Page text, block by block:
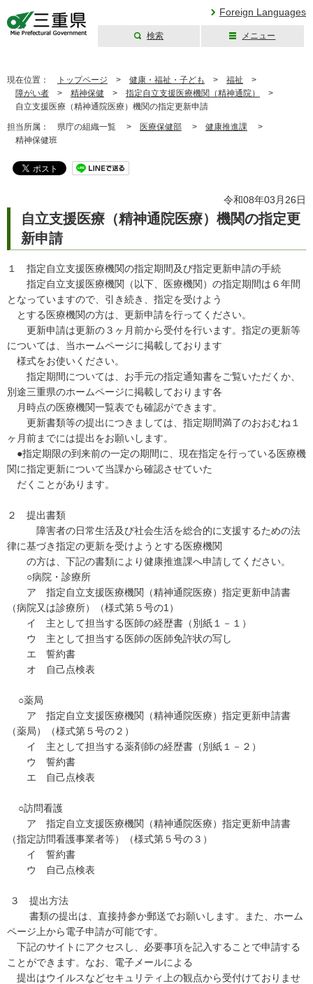
Foreign Languages
検索 メニュー
現在位置： トップページ > 健康・福祉・子ども > 福祉 >
障がい者 > 精神保健 > 指定自立支援医療機関（精神通院）
>
自立支援医療（精神通院医療）機関の指定更新申請
担当所属： 県庁の組織一覧 > 医療保健部 > 健康推進課 >
精神保健班
令和08年03月26日
自立支援医療（精神通院医療）機関の指定更
新申請
１ 指定自立支援医療機関の指定期間及び指定更新申請の手続
指定自立支援医療機関（以下、医療機関）の指定期間は６年間
となっていますので、引き続き、指定を受けよう
とする医療機関の方は、更新申請を行ってください。
更新申請は更新の３ヶ月前から受付を行います。指定の更新等
については、当ホームページに掲載しております
様式をお使いください。
指定期間については、お手元の指定通知書をご覧いただくか、
別途三重県のホームページに掲載しております各
月時点の医療機関一覧表でも確認ができます。
更新書類等の提出につきましては、指定期間満了のおおむね１
ヶ月前までには提出をお願いします。
●指定期限の到来前の一定の期間に、現在指定を行っている医療機
関に指定更新について当課から確認させていた
だくことがあります。
２ 提出書類
障害者の日常生活及び社会生活を総合的に支援するための法
律に基づき指定の更新を受けようとする医療機関
の方は、下記の書類により健康推進課へ申請してください。
○病院・診療所
ア 指定自立支援医療機関（精神通院医療）指定更新申請書
（病院又は診療所）（様式第５号の1）
イ 主として担当する医師の経歴書（別紙１－１）
ウ 主として担当する医師の医師免許状の写し
エ 誓約書
オ 自己点検表
○薬局
ア 指定自立支援医療機関（精神通院医療）指定更新申請書
（薬局）（様式第５号の２）
イ 主として担当する薬剤師の経歴書（別紙１－２）
ウ 誓約書
エ 自己点検表
○訪問看護
ア 指定自立支援医療機関（精神通院医療）指定更新申請書
（指定訪問看護事業者等）（様式第５号の３）
イ 誓約書
ウ 自己点検表
３ 提出方法
書類の提出は、直接持参か郵送でお願いします。また、ホーム
ページ上から電子申請が可能です。
下記のサイトにアクセスし、必要事項を記入することで申請する
ことができます。なお、電子メールによる
提出はウイルスなどセキュリティ上の観点から受付けておりませ